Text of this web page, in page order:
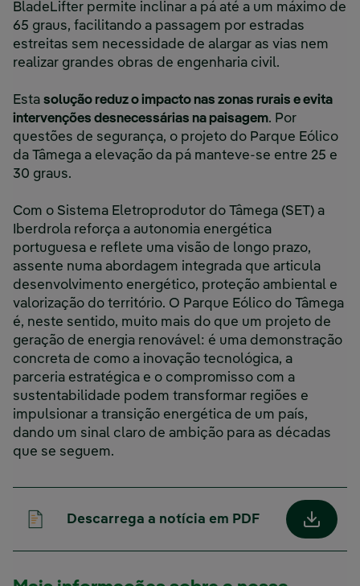
BladeLifter permite inclinar a pá até a um máximo de
65 graus, facilitando a passagem por estradas
estreitas sem necessidade de alargar as vias nem
realizar grandes obras de engenharia civil.
Esta solução reduz o impacto nas zonas rurais e evita
intervenções desnecessárias na paisagem. Por
questões de segurança, o projeto do Parque Eólico
da Tâmega a elevação da pá manteve-se entre 25 e
30 graus.
Com o Sistema Eletroprodutor do Tâmega (SET) a
Iberdrola reforça a autonomia energética
portuguesa e reflete uma visão de longo prazo,
assente numa abordagem integrada que articula
desenvolvimento energético, proteção ambiental e
valorização do território. O Parque Eólico do Tâmega
é, neste sentido, muito mais do que um projeto de
geração de energia renovável: é uma demonstração
concreta de como a inovação tecnológica, a
parceria estratégica e o compromisso com a
sustentabilidade podem transformar regiões e
impulsionar a transição energética de um país,
dando um sinal claro de ambição para as décadas
que se seguem.
Descarrega a notícia em PDF Link